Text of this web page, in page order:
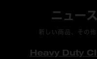
ニュー
新しい商品、その
Heavy Duty